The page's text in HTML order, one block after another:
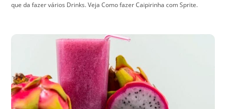
que da fazer vários Drinks. Veja Como fazer Caipirinha com Sprite.